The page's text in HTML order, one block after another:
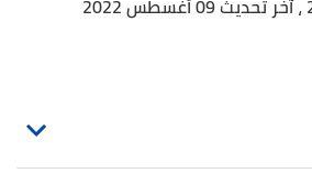
، آخر تحديث 09 أغسطس 2022